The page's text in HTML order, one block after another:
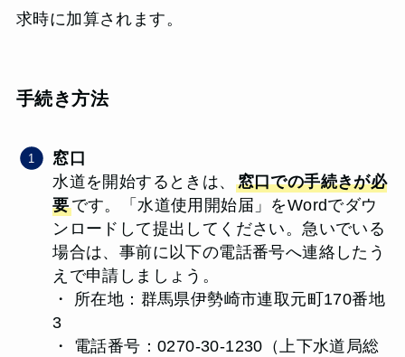
求時に加算されます。
手続き方法
窓口
水道を開始するときは、 窓口での手続きが必
要です。「水道使用開始届」をWordでダウ
ンロードして提出してください。急いでいる
場合は、事前に以下の電話番号へ連絡したう
えで申請しましょう。
・ 所在地：群馬県伊勢崎市連取元町170番地
3
・ 電話番号：0270-30-1230（上下水道局総